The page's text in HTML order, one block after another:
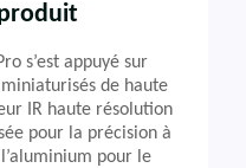
s’est appuyé sur
de haute
IR haute résolution
pour la précision à
pour le